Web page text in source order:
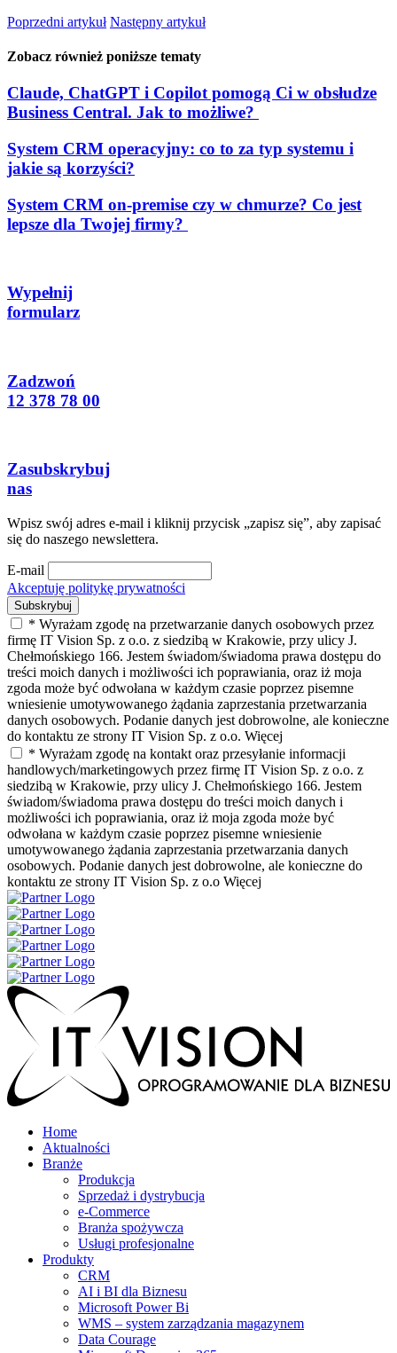
Poprzedni artykuł Następny artykuł
Zobacz również poniższe tematy
Claude, ChatGPT i Copilot pomogą Ci w obsłudze
Business Central. Jak to możliwe?
System CRM operacyjny: co to za typ systemu i
jakie są korzyści?
System CRM on-premise czy w chmurze? Co jest
lepsze dla Twojej firmy?
Wypełnij
formularz
Zadzwoń
12 378 78 00
Zasubskrybuj
nas
Wpisz swój adres e-mail i kliknij przycisk „zapisz się”, aby zapisać
się do naszego newslettera.
E-mail
Akceptuję politykę prywatności
* Wyrażam zgodę na przetwarzanie danych osobowych przez
firmę IT Vision Sp. z o.o. z siedzibą w Krakowie, przy ulicy J.
Chełmońskiego 166. Jestem świadom/świadoma prawa dostępu do
treści moich danych i możliwości ich poprawiania, oraz iż moja
zgoda może być odwołana w każdym czasie poprzez pisemne
wniesienie umotywowanego żądania zaprzestania przetwarzania
danych osobowych. Podanie danych jest dobrowolne, ale konieczne
do kontaktu ze strony IT Vision Sp. z o.o. Więcej
* Wyrażam zgodę na kontakt oraz przesyłanie informacji
handlowych/marketingowych przez firmę IT Vision Sp. z o.o. z
siedzibą w Krakowie, przy ulicy J. Chełmońskiego 166. Jestem
świadom/świadoma prawa dostępu do treści moich danych i
możliwości ich poprawiania, oraz iż moja zgoda może być
odwołana w każdym czasie poprzez pisemne wniesienie
umotywowanego żądania zaprzestania przetwarzania danych
osobowych. Podanie danych jest dobrowolne, ale konieczne do
kontaktu ze strony IT Vision Sp. z o.o Więcej
Home
Aktualności
Branże
Produkcja
Sprzedaż i dystrybucja
e-Commerce
Branża spożywcza
Usługi profesjonalne
Produkty
CRM
AI i BI dla Biznesu
Microsoft Power Bi
WMS – system zarządzania magazynem
Data Courage